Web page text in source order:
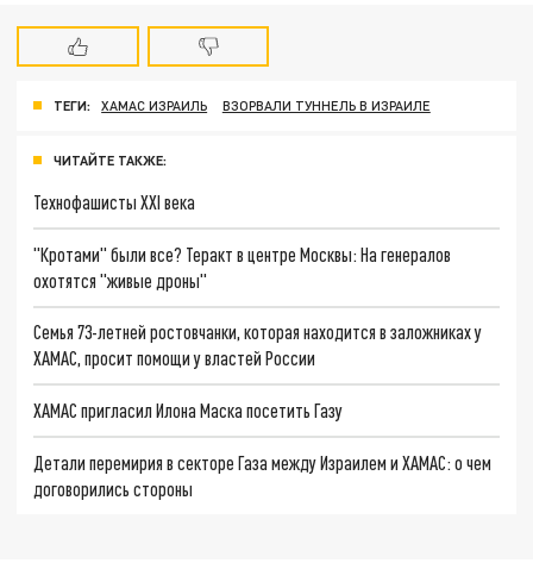
ТЕГИ: ХАМАС ИЗРАИЛЬ ВЗОРВАЛИ ТУННЕЛЬ В ИЗРАИЛЕ
ЧИТАЙТЕ ТАКЖЕ:
Технофашисты XXI века
"Кротами" были все? Теракт в центре Москвы: На генералов
охотятся "живые дроны"
Семья 73-летней ростовчанки, которая находится в заложниках у
ХАМАС, просит помощи у властей России
ХАМАС пригласил Илона Маска посетить Газу
Детали перемирия в секторе Газа между Израилем и ХАМАС: о чем
договорились стороны